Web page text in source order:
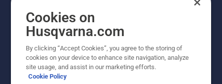
© Husqvarna AB (publ). All rights reserved. Priserna
Cookies on
Husqvarna.com
By clicking “Accept Cookies”, you agree to the storing of
cookies on your device to enhance site navigation, analyze
site usage, and assist in our marketing efforts.
Cookie Policy